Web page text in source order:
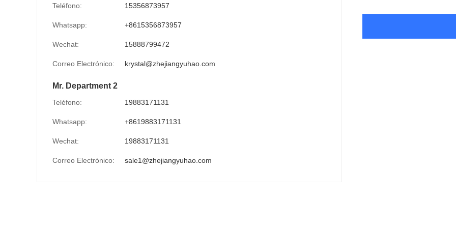
Teléfono: 15356873957
Whatsapp: +8615356873957
Wechat: 15888799472
Correo Electrónico: krystal@zhejiangyuhao.com
Mr. Department 2
Teléfono: 19883171131
Whatsapp: +8619883171131
Wechat: 19883171131
Correo Electrónico: sale1@zhejiangyuhao.com